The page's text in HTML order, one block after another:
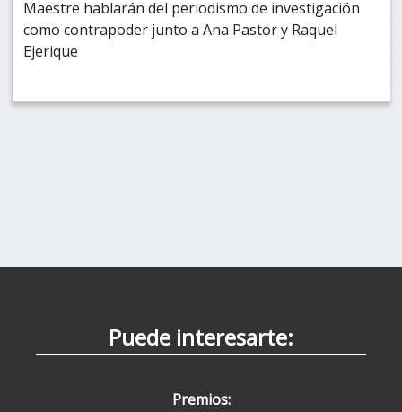
Maestre hablarán del periodismo de investigación
como contrapoder junto a Ana Pastor y Raquel
Ejerique
Puede interesarte:
Premios: